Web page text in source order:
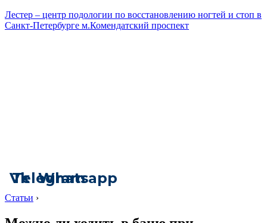
Лестер – центр подологии по восстановлению ногтей и стоп в
Санкт-Петербурге м.Комендатский проспект
Vk
Telegram
Whatsapp
Статьи ›